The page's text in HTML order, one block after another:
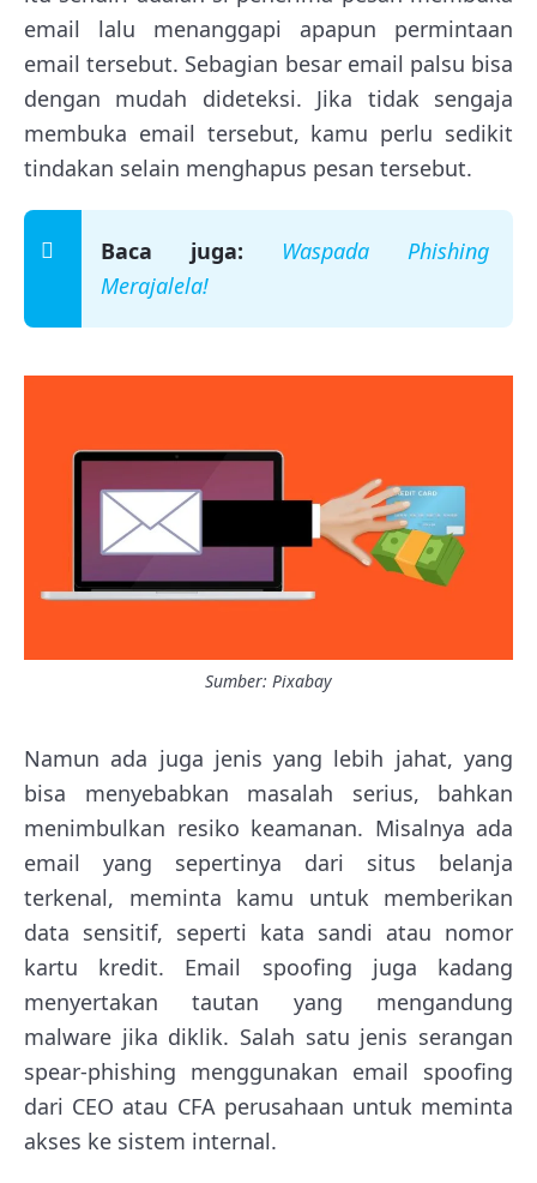
email lalu menanggapi apapun permintaan
email tersebut. Sebagian besar email palsu bisa
dengan mudah dideteksi. Jika tidak sengaja
membuka email tersebut, kamu perlu sedikit
tindakan selain menghapus pesan tersebut.
Baca juga:
Waspada Phishing
Merajalela!
Sumber: Pixabay
Namun ada juga jenis yang lebih jahat, yang
bisa menyebabkan masalah serius, bahkan
menimbulkan resiko keamanan. Misalnya ada
email yang sepertinya dari situs belanja
terkenal, meminta kamu untuk memberikan
data sensitif, seperti kata sandi atau nomor
kartu kredit. Email spoofing juga kadang
menyertakan tautan yang mengandung
malware jika diklik. Salah satu jenis serangan
spear-phishing menggunakan email spoofing
dari CEO atau CFA perusahaan untuk meminta
akses ke sistem internal.